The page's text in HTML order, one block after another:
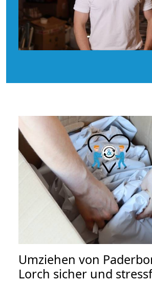
Umziehen von
Lorch sicher und